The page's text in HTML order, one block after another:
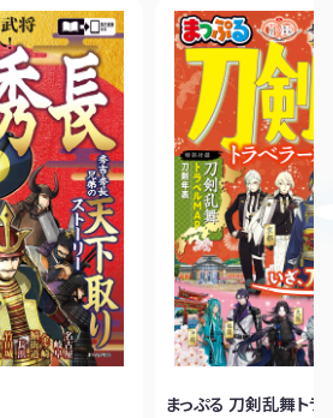
まっぷる 刀剣乱舞トラ